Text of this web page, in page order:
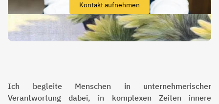
Kontakt aufnehmen
Ich begleite Menschen in unternehmerischer
Verantwortung dabei, in komplexen Zeiten innere